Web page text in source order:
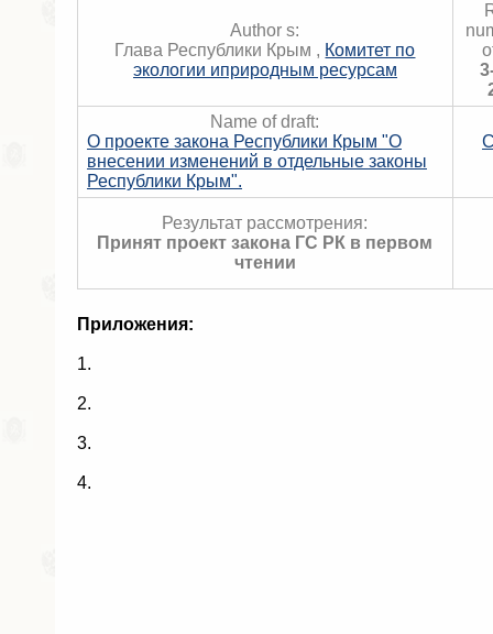
Apparatus of SC of the ARC
Советники Председателя ГС РК
Управление делами ГС РК
Поиск депутата по округу
Информация
Схема
Статистика
Author s:
Глава Республики Крым , Комитет по
экологии иприродным ресурсам
Name of draft:
О проекте закона Республики Крым "О
внесении изменений в отдельные законы
Республики Крым".
Результат рассмотрения:
Принят проект закона ГС РК в первом
чтении
Приложения:
1.
2.
3.
4.